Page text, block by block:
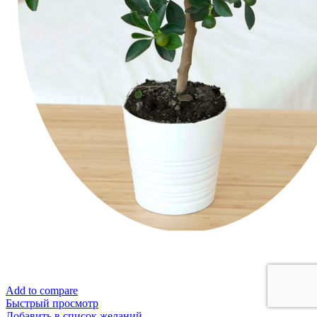
Add to compare
Быстрый просмотр